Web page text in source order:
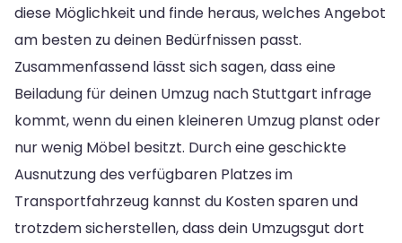
diese Möglichkeit und finde heraus, welches Angebot
am besten zu deinen Bedürfnissen passt.
Zusammenfassend lässt sich sagen, dass eine
Beiladung für deinen Umzug nach Stuttgart infrage
kommt, wenn du einen kleineren Umzug planst oder
nur wenig Möbel besitzt. Durch eine geschickte
Ausnutzung des verfügbaren Platzes im
Transportfahrzeug kannst du Kosten sparen und
trotzdem sicherstellen, dass dein Umzugsgut dort